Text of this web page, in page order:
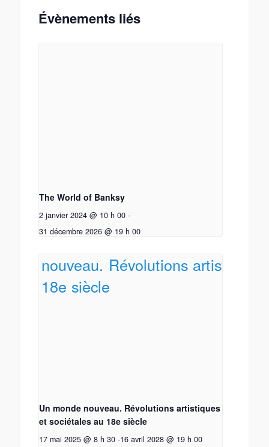
Évènements liés
The World of Banksy
2 janvier 2024 @ 10 h 00 -
31 décembre 2026 @ 19 h 00
Un monde nouveau. Révolutions artistiques
et sociétales au 18e siècle
17 mai 2025 @ 8 h 30 -16 avril 2028 @ 19 h 00